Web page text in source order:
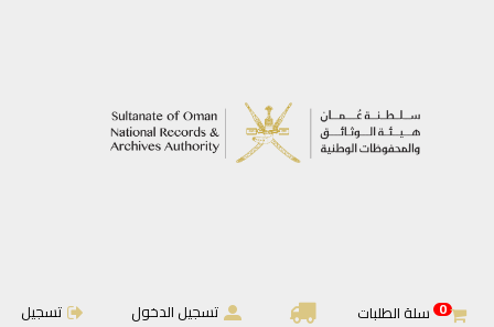
0 سلة الطلبات تسجيل الدخول تسجيل